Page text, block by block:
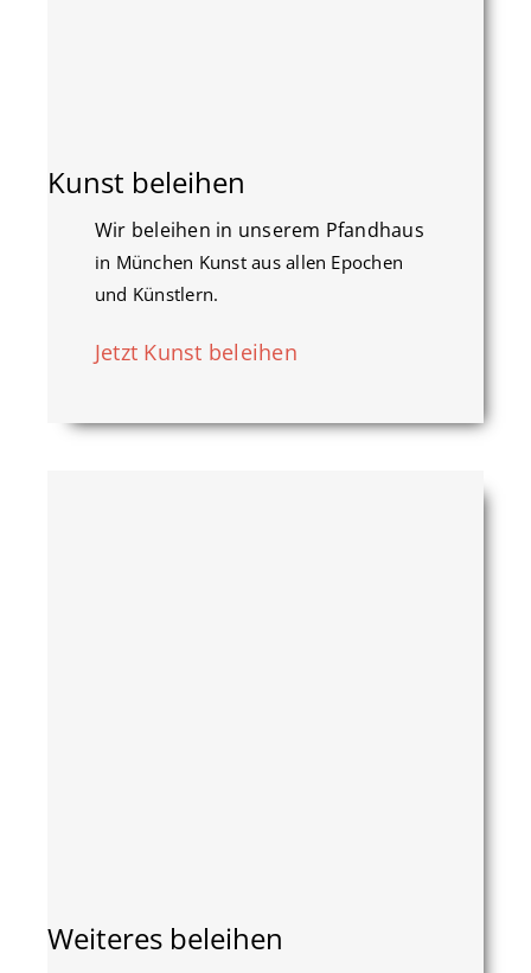
Kunst beleihen
Wir beleihen in unserem Pfandhaus
in München Kunst aus allen Epochen
und Künstlern.
Jetzt Kunst beleihen
Weiteres beleihen